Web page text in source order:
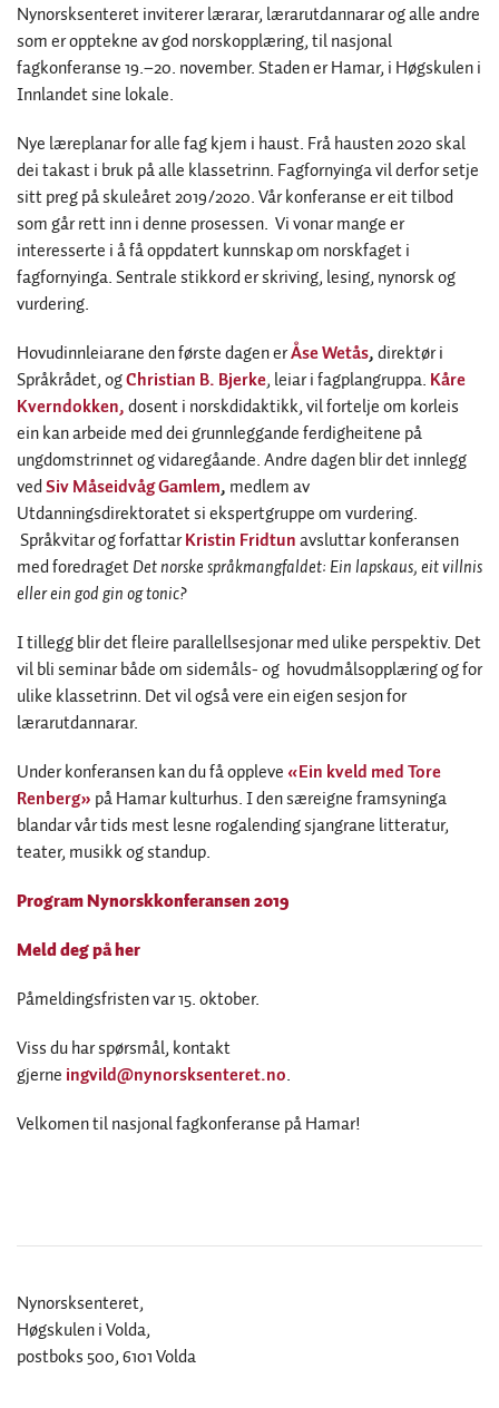
Nynorsksenteret inviterer lærarar, lærarutdannarar og alle andre
som er opptekne av god norskopplæring, til nasjonal
fagkonferanse 19.–20. november. Staden er Hamar, i Høgskulen i
Innlandet sine lokale.
Nye læreplanar for alle fag kjem i haust. Frå hausten 2020 skal
dei takast i bruk på alle klassetrinn. Fagfornyinga vil derfor setje
sitt preg på skuleåret 2019/2020. Vår konferanse er eit tilbod
som går rett inn i denne prosessen. Vi vonar mange er
interesserte i å få oppdatert kunnskap om norskfaget i
fagfornyinga. Sentrale stikkord er skriving, lesing, nynorsk og
vurdering.
Hovudinnleiarane den første dagenerÅse Wetås,direktør i
Språkrådet, ogChristian B. Bjerke, leiar i fagplangruppa. Kåre
Kverndokken,dosent i norskdidaktikk, vil fortelje om korleis
ein kan arbeide med dei grunnleggande ferdigheitene på
ungdomstrinnet og vidaregåande. Andre dagen blir det innlegg
vedSiv Måseidvåg Gamlem, medlem av
Utdanningsdirektoratet si ekspertgruppe om vurdering.
Språkvitar og forfattarKristin Fridtunavsluttar konferansen
med foredragetDet norske språkmangfaldet: Ein lapskaus, eit villnis
eller ein god gin og tonic?
I tillegg blir det fleire parallellsesjonar med ulike perspektiv. Det
vil bli seminar både om sidemåls- og hovudmålsopplæring og for
ulike klassetrinn. Det vil også vere ein eigen sesjon for
lærarutdannarar.
Under konferansen kan du få oppleve«Ein kveld med Tore
Renberg» på Hamar kulturhus. I den særeigne framsyninga
blandar vår tids mest lesne rogalending sjangrane litteratur,
teater, musikk og standup.
Program Nynorskkonferansen 2019
Meld deg på her
Påmeldingsfristen var 15. oktober.
Viss du har spørsmål, kontakt
gjerne ingvild@nynorsksenteret.no.
Velkomen til nasjonal fagkonferanse på Hamar!
Nynorsksenteret,
Høgskulen i Volda,
postboks 500, 6101 Volda